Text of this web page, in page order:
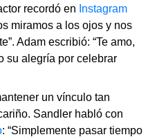
recordó en Instagram
miramos a los ojos y nos
Adam escribió: “Te amo,
su alegría por celebrar
un vínculo tan
Sandler habló con
: “Simplemente pasar tiempo